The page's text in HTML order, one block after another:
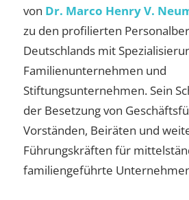
von Dr. Marco Henry V.
zu den profilierten
Deutschlands mit
Familienunternehmen und
Stiftungsunternehmen. Sein
der Besetzung von
Vorständen, Beiräten und
Führungskräften für
familiengeführte